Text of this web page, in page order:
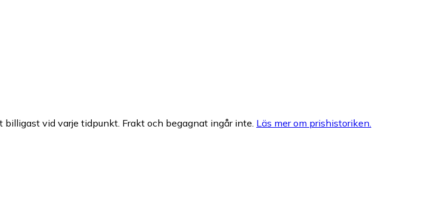
vid varje tidpunkt. Frakt och begagnat ingår inte. Läs mer om prishistoriken.